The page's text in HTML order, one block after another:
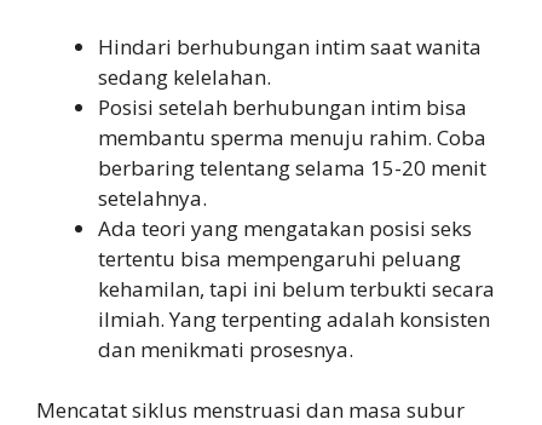
Hindari berhubungan intim saat wanita
sedang kelelahan.
Posisi setelah berhubungan intim bisa
membantu sperma menuju rahim. Coba
berbaring telentang selama 15-20 menit
setelahnya.
Ada teori yang mengatakan posisi seks
tertentu bisa mempengaruhi peluang
kehamilan, tapi ini belum terbukti secara
ilmiah. Yang terpenting adalah konsisten
dan menikmati prosesnya.
Mencatat siklus menstruasi dan masa subur